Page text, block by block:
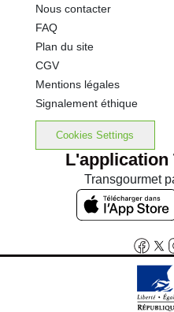
Nous contacter
FAQ
Plan du site
CGV
Mentions légales
Signalement éthique
Cookies Settings
L'application
Transgourmet